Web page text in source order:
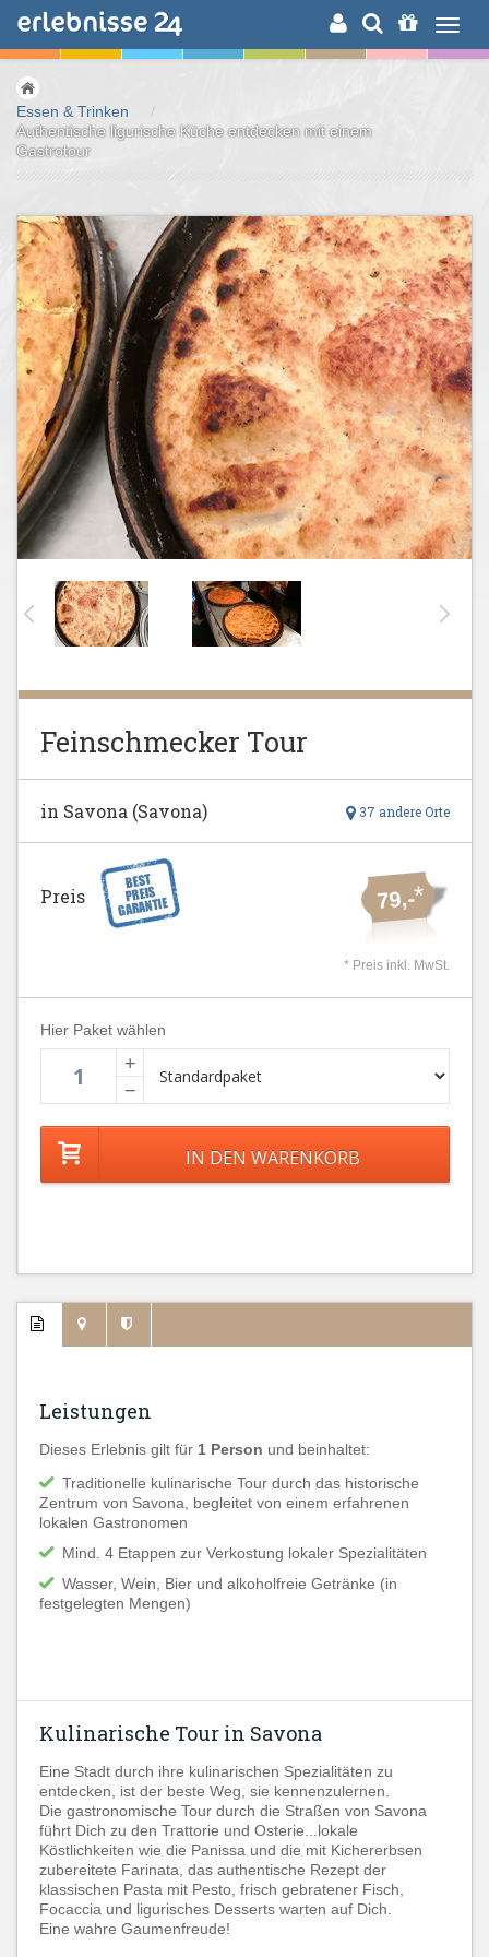
ERLEBNISSUCHE
Essen & Trinken
/
Authentische ligurische Küche entdecken mit einem
Gastrotour
Feinschmecker Tour
37 andere Orte
in Savona (Savona)
79,-*
Preis
* Preis inkl. MwSt.
Hier Paket wählen
+
−
Leistungen
Dieses Erlebnis gilt für 1 Person und beinhaltet:
Traditionelle kulinarische Tour durch das historische
Zentrum von Savona, begleitet von einem erfahrenen
lokalen Gastronomen
Mind. 4 Etappen zur Verkostung lokaler Spezialitäten
Wasser, Wein, Bier und alkoholfreie Getränke (in
festgelegten Mengen)
Kulinarische Tour in Savona
Eine Stadt durch ihre kulinarischen Spezialitäten zu
entdecken, ist der beste Weg, sie kennenzulernen.
Die gastronomische Tour durch die Straßen von Savona
führt Dich zu den Trattorie und Osterie...lokale
Köstlichkeiten wie die Panissa und die mit Kichererbsen
zubereitete Farinata, das authentische Rezept der
klassischen Pasta mit Pesto, frisch gebratener Fisch,
Focaccia und ligurisches Desserts warten auf Dich.
Eine wahre Gaumenfreude!